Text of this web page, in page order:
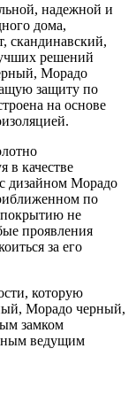
надежной и
дома,
скандинавский,
решений
Морадо
защиту по
на основе
в качестве
дизайном Морадо
по
покрытию не
проявления
за его
которую
Морадо черный,
замком
ведущим